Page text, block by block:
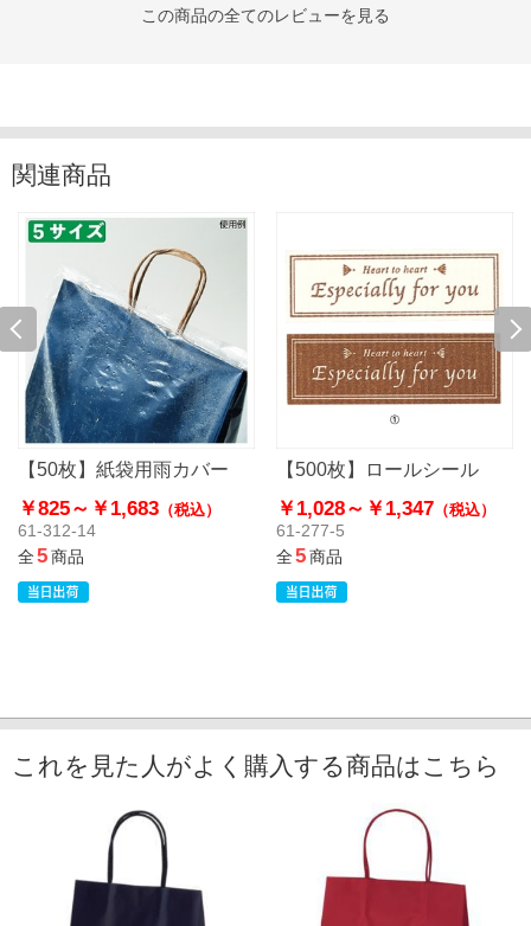
この商品の全てのレビューを見る
関連商品
【50枚】紙袋用雨カバー
￥825～ ￥1,683 （税込）
61-312-14
全5商品
【500枚】ロールシール
￥1,028～ ￥1,347 （税込）
61-277-5
全5商品
これを見た人がよく購入する商品はこちら